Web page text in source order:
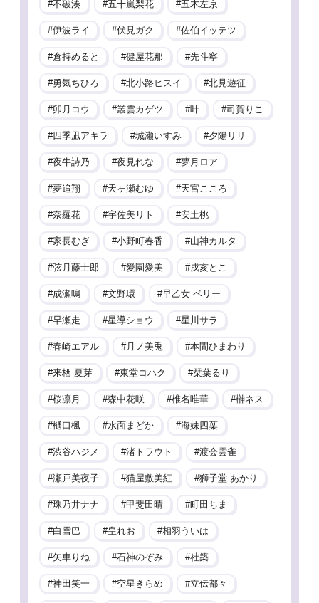
不破湊 五十嵐梨花 五木左京
伊波ライ 伏見ガク 佐伯イッテツ
倉持めると 健屋花那 先斗寧
勇気ちひろ 北小路ヒスイ 北見遊征
卯月コウ 叢雲カゲツ 叶 司賀りこ
四季凪アキラ 城瀬いすみ 夕陽リリ
夜牛詩乃 夜見れな 夢月ロア
夢追翔 天ヶ瀬むゆ 天宮こころ
奈羅花 宇佐美リト 安土桃
家長むぎ 小野町春香 山神カルタ
弦月藤士郎 愛園愛美 戌亥とこ
成瀬鳴 文野環 早乙女 ベリー
早瀬走 星導ショウ 星川サラ
春崎エアル 月ノ美兎 本間ひまわり
来栖 夏芽 東堂コハク 栞葉るり
桜凛月 森中花咲 椎名唯華 榊ネス
樋口楓 水面まどか 海妹四葉
渋谷ハジメ 渚トラウト 渡会雲雀
瀬戸美夜子 猫屋敷美紅 獅子堂 あかり
珠乃井ナナ 甲斐田晴 町田ちま
白雪巴 皇れお 相羽ういは
矢車りね 石神のぞみ 社築
神田笑一 空星きらめ 立伝都々